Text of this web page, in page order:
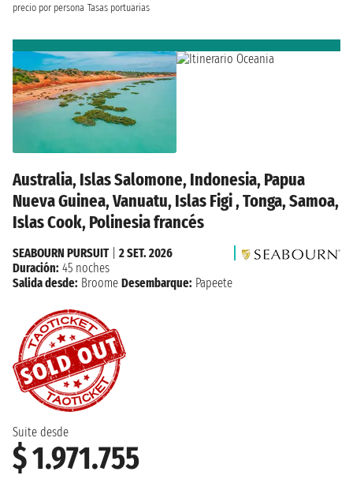
precio por persona Tasas portuarias
Australia, Islas Salomone, Indonesia, Papua
Nueva Guinea, Vanuatu, Islas Figi , Tonga, Samoa,
Islas Cook, Polinesia francés
Suite desde
$ 1.971.755
SEABOURN PURSUIT| 2 SET. 2026
Duración: 45 noches
Salida desde: Broome Desembarque: Papeete